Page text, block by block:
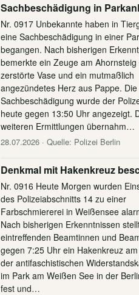
Sachbeschädigung in
Nr. 0917 Unbekannte haben in
eine Sachbeschädigung in einer
begangen. Nach bisherigen
bemerkte ein Zeuge am Ahornsteig
zerstörte Vase und ein mutmaßlich
angezündetes Herz aus Pappe. Die
Sachbeschädigung wurde der
heute gegen 13:50 Uhr angezeigt.
weiteren Ermittlungen übernahm…
28.07.2026 · Quelle: Polizei Berlin
Denkmal mit Hakenkreuz
Nr. 0916 Heute Morgen wurden
des Polizeiabschnitts 14 zu einer
Farbschmiererei in Weißensee
Nach bisherigen Erkenntnissen
eintreffenden Beamtinnen und
gegen 7:25 Uhr ein Hakenkreuz
der antifaschistischen
im Park am Weißen See in der
fest und…